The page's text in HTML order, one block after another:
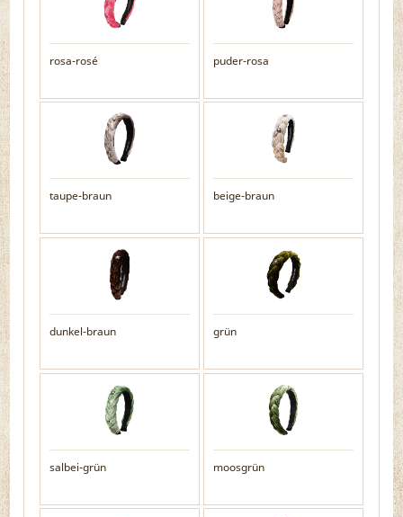
rosa-rosé puder-rosa
taupe-braun beige-braun
dunkel-braun grün
salbei-grün moosgrün